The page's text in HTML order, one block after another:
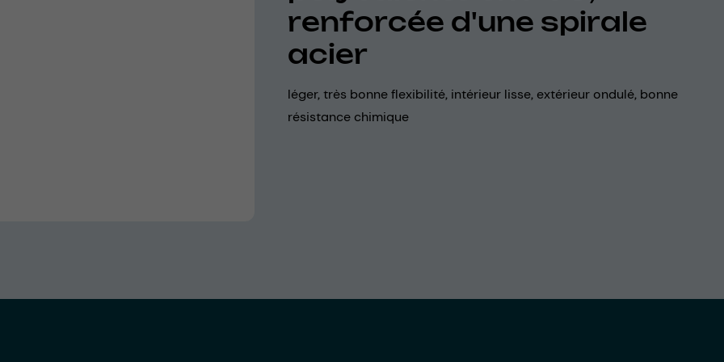
renforcée d'une spirale
acier
léger, très bonne flexibilité, intérieur lisse, extérieur ondulé, bonne
résistance chimique